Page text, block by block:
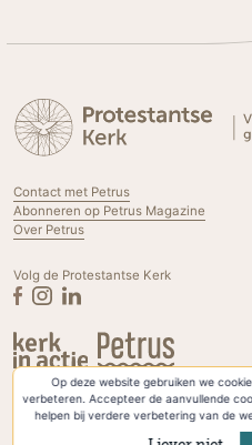
Op deze website gebruiken we
verbeteren. Accepteer de aanvullende
helpen bij verdere verbetering van de
Contact met Petrus
Abonneren op Petrus Magazine
Over Petrus
Volg de Protestantse Kerk
Privacyverklaring & Cookies